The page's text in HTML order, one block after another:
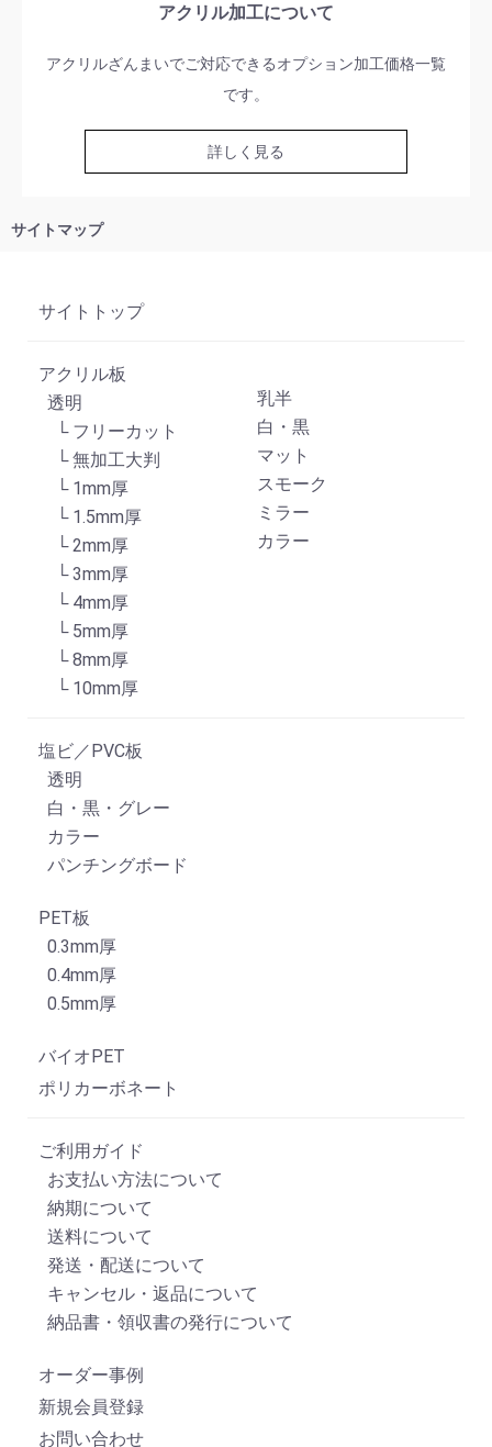
アクリル加工について
アクリルざんまいでご対応できるオプション加工価格一覧
です。
詳しく見る
サイトマップ
サイトトップ
アクリル板
透明
└ フリーカット
└ 無加工大判
└ 1mm厚
└ 1.5mm厚
└ 2mm厚
└ 3mm厚
└ 4mm厚
└ 5mm厚
└ 8mm厚
└ 10mm厚
乳半
白・黒
マット
スモーク
ミラー
カラー
塩ビ／PVC板
透明
白・黒・グレー
カラー
パンチングボード
PET板
0.3mm厚
0.4mm厚
0.5mm厚
バイオPET
ポリカーボネート
ご利用ガイド
お支払い方法について
納期について
送料について
発送・配送について
キャンセル・返品について
納品書・領収書の発行について
オーダー事例
新規会員登録
お問い合わせ